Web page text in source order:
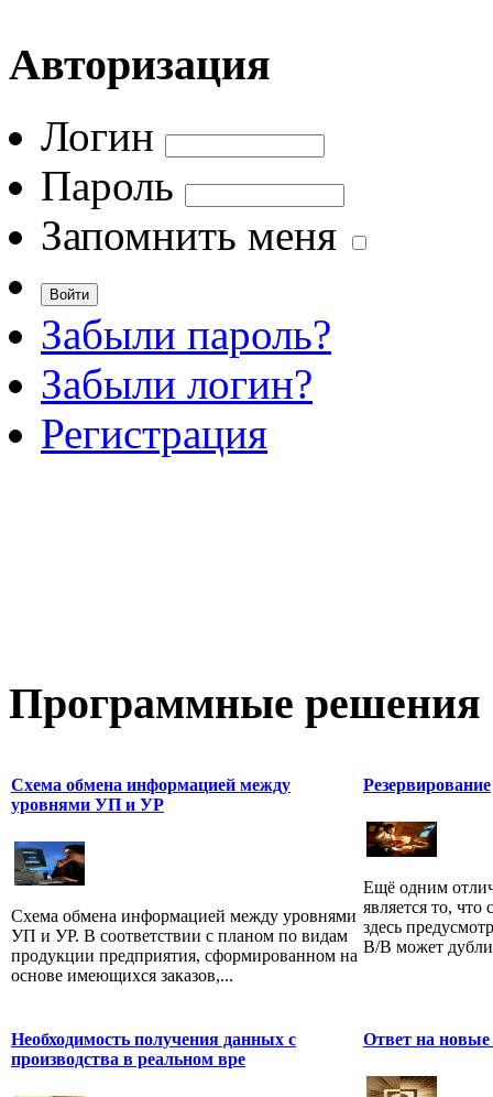
Авторизация
Логин
Пароль
Запомнить меня
Забыли пароль?
Забыли логин?
Регистрация
Программные решения
Схема обмена информацией между
уровнями УП и УР
Схема обмена информацией между уровнями
УП и УР. В соответствии с планом по видам
продукции предприятия, сформированном на
основе имеющихся заказов,...
Резервирование
Ещё одним
является то,
здесь
В/В может
Необходимость получения данных с
производства в реальном вре
Ответ на